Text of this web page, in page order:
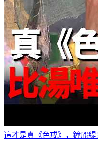
這才是真《色戒》，鐘麗緹